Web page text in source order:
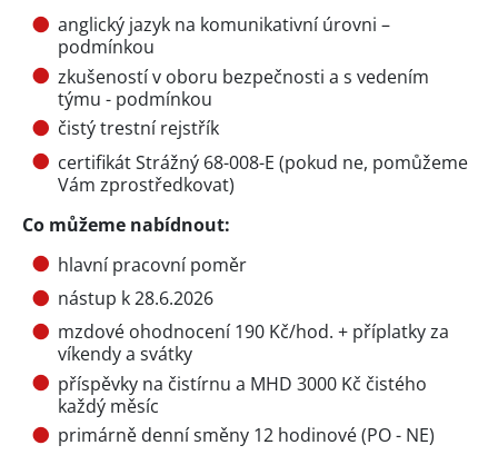
anglický jazyk na komunikativní úrovni –
podmínkou
zkušeností v oboru bezpečnosti a s vedením
týmu - podmínkou
čistý trestní rejstřík
certifikát Strážný 68-008-E (pokud ne, pomůžeme
Vám zprostředkovat)
Co můžeme nabídnout:
hlavní pracovní poměr
nástup k 28.6.2026
mzdové ohodnocení 190 Kč/hod. + příplatky za
víkendy a svátky
příspěvky na čistírnu a MHD 3000 Kč čistého
každý měsíc
primárně denní směny 12 hodinové (PO - NE)